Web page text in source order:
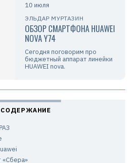
10 июля
ЭЛЬДАР МУРТАЗИН
ОБЗОР СМАРТФОНА HUAWEI
NOVA Y74
Сегодня поговорим про
бюджетный аппарат линейки
HUAWEI nova.
«Сбера»